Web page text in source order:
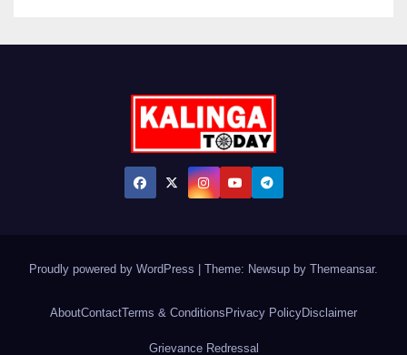
Proudly powered by WordPress Theme: Newsup by Themeansar.
AboutContactTerms & Conditions Privacy PolicyDisclaimer
Grievance Redressal